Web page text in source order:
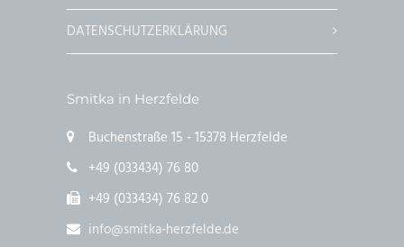
DATENSCHUTZERKLÄRUNG
Smitka in Herzfelde
Buchenstraße 15 - 15378 Herzfelde
+49 (033434) 76 80
+49 (033434) 76 82 0
info@smitka-herzfelde.de